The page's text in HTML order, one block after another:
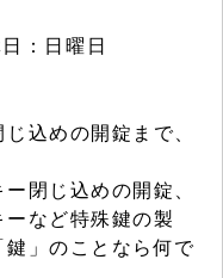
：日曜日
込めの開錠まで、
閉じ込めの開錠、
など特殊鍵の製
」のことなら何で